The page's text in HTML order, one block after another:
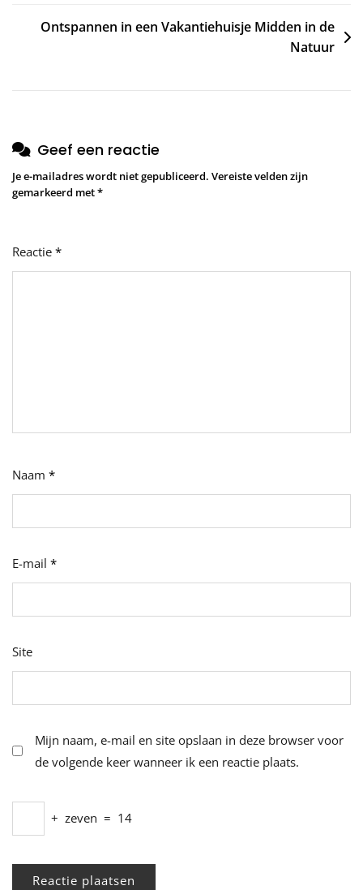
Ontspannen in een Vakantiehuisje Midden in de
Natuur
Geef een reactie
Je e-mailadres wordt niet gepubliceerd. Vereiste velden zijn
gemarkeerd met*
Reactie *
Naam *
E-mail *
Site
Mijn naam, e-mail en site opslaan in deze browser voor
de volgende keer wanneer ik een reactie plaats.
+ zeven = 14